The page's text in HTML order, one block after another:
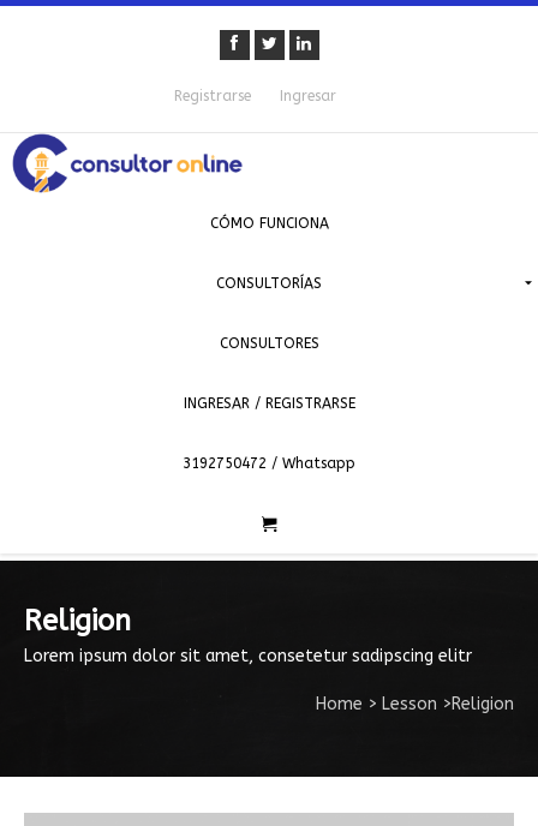
Registrarse Ingresar
CÓMO FUNCIONA
CONSULTORÍAS
CONSULTORES
INGRESAR / REGISTRARSE
3192750472 / Whatsapp
Religion
Lorem ipsum dolor sit amet, consetetur sadipscing elitr
Home > Lesson >Religion